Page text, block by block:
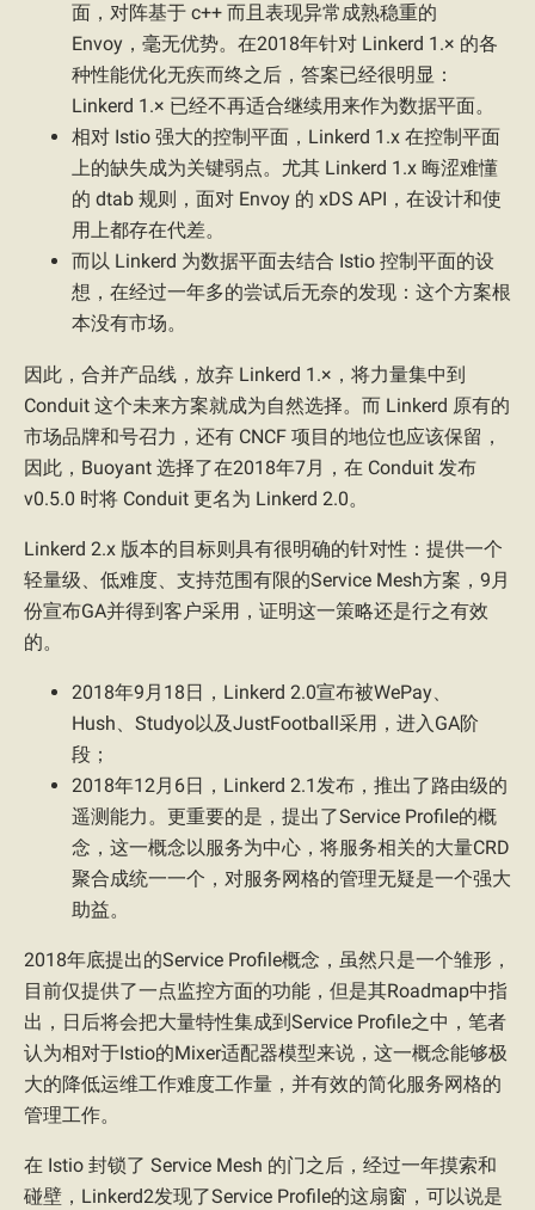
面，对阵基于 c++ 而且表现异常成熟稳重的
Envoy，毫无优势。在2018年针对 Linkerd 1.× 的各
种性能优化无疾而终之后，答案已经很明显：
Linkerd 1.× 已经不再适合继续用来作为数据平面。
相对 Istio 强大的控制平面，Linkerd 1.x 在控制平面
上的缺失成为关键弱点。尤其 Linkerd 1.x 晦涩难懂
的 dtab 规则，面对 Envoy 的 xDS API，在设计和使
用上都存在代差。
而以 Linkerd 为数据平面去结合 Istio 控制平面的设
想，在经过一年多的尝试后无奈的发现：这个方案根
本没有市场。
因此，合并产品线，放弃 Linkerd 1.×，将力量集中到
Conduit 这个未来方案就成为自然选择。而 Linkerd 原有的
市场品牌和号召力，还有 CNCF 项目的地位也应该保留，
因此，Buoyant 选择了在2018年7月，在 Conduit 发布
v0.5.0 时将 Conduit 更名为 Linkerd 2.0。
Linkerd 2.x 版本的目标则具有很明确的针对性：提供一个
轻量级、低难度、支持范围有限的Service Mesh方案，9月
份宣布GA并得到客户采用，证明这一策略还是行之有效
的。
2018年9月18日，Linkerd 2.0宣布被WePay、
Hush、Studyo以及JustFootball采用，进入GA阶
段；
2018年12月6日，Linkerd 2.1发布，推出了路由级的
遥测能力。更重要的是，提出了Service Profile的概
念，这一概念以服务为中心，将服务相关的大量CRD
聚合成统一一个，对服务网格的管理无疑是一个强大
助益。
2018年底提出的Service Profile概念，虽然只是一个雏形，
目前仅提供了一点监控方面的功能，但是其Roadmap中指
出，日后将会把大量特性集成到Service Profile之中，笔者
认为相对于Istio的Mixer适配器模型来说，这一概念能够极
大的降低运维工作难度工作量，并有效的简化服务网格的
管理工作。
在 Istio 封锁了 Service Mesh 的门之后，经过一年摸索和
碰壁，Linkerd2发现了Service Profile的这扇窗，可以说是